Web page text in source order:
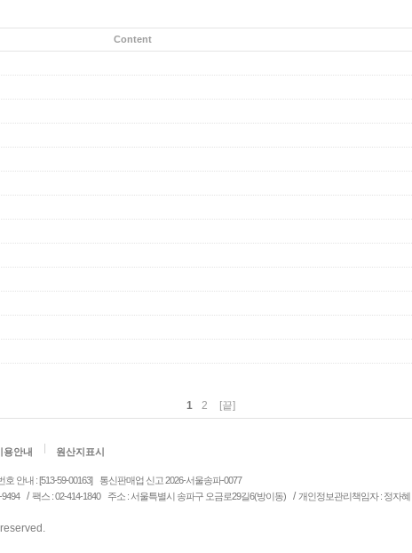
Content
1 2 [끝]
용안내 원산지표시
호 안내 : [513-59-00163]
통신판매업 신고 2026-서울송파-0077
/팩스 : 02-414-1840 주소 : 서울특별시 송파구 오금로29길6(방이동) / 개인정보관리책임자 : 정자혜